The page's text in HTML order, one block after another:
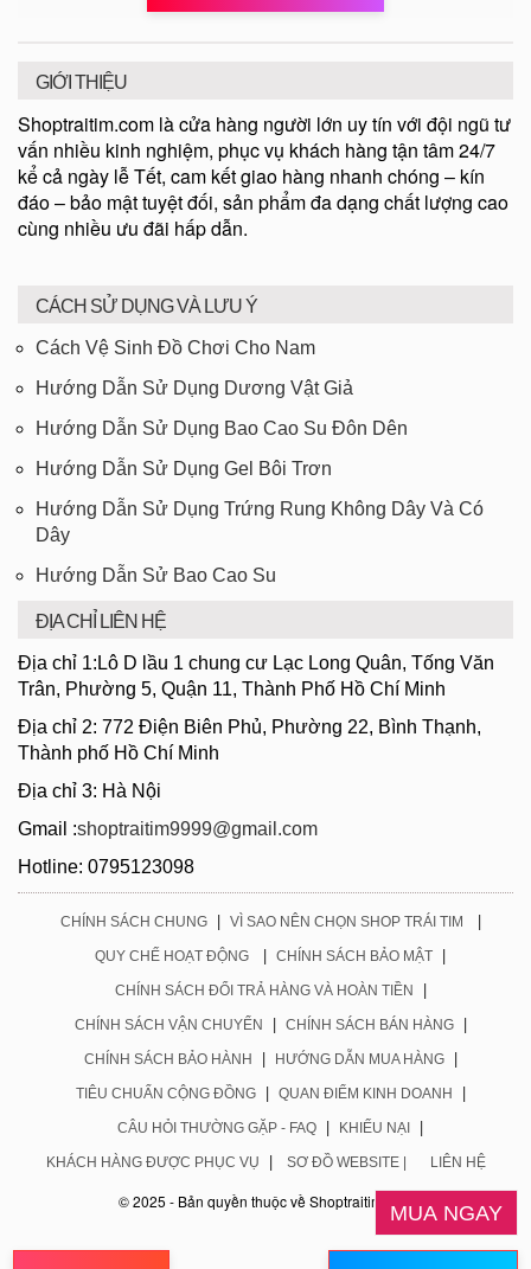
MUA NGAY
GIỚI THIỆU
Shoptraitim.com là cửa hàng người lớn uy tín với đội ngũ tư
vấn nhiều kinh nghiệm, phục vụ khách hàng tận tâm 24/7
kể cả ngày lễ Tết, cam kết giao hàng nhanh chóng – kín
đáo – bảo mật tuyệt đối, sản phẩm đa dạng chất lượng cao
cùng nhiều ưu đãi hấp dẫn.
CÁCH SỬ DỤNG VÀ LƯU Ý
Cách Vệ Sinh Đồ Chơi Cho Nam
Hướng Dẫn Sử Dụng Dương Vật Giả
Hướng Dẫn Sử Dụng Bao Cao Su Đôn Dên
Hướng Dẫn Sử Dụng Gel Bôi Trơn
Hướng Dẫn Sử Dụng Trứng Rung Không Dây Và Có
Dây
Hướng Dẫn Sử Bao Cao Su
ĐỊA CHỈ LIÊN HỆ
Địa chỉ 1:Lô D lầu 1 chung cư Lạc Long Quân, Tống Văn
Trân, Phường 5, Quận 11, Thành Phố Hồ Chí Minh
Địa chỉ 2: 772 Điện Biên Phủ, Phường 22, Bình Thạnh,
Thành phố Hồ Chí Minh
Địa chỉ 3: Hà Nội
Gmail :shoptraitim9999@gmail.com
Hotline: 0795123098
CHÍNH SÁCH CHUNG | VÌ SAO NÊN CHỌN SHOP TRÁI TIM |
QUY CHẾ HOẠT ĐỘNG | CHÍNH SÁCH BẢO MẬT |
CHÍNH SÁCH ĐỔI TRẢ HÀNG VÀ HOÀN TIỀN |
CHÍNH SÁCH VẬN CHUYỂN | CHÍNH SÁCH BÁN HÀNG |
CHÍNH SÁCH BẢO HÀNH | HƯỚNG DẪN MUA HÀNG |
TIÊU CHUẨN CỘNG ĐỒNG | QUAN ĐIỂM KINH DOANH |
CÂU HỎI THƯỜNG GẶP - FAQ | KHIẾU NẠI |
KHÁCH HÀNG ĐƯỢC PHỤC VỤ | SƠ ĐỒ WEBSITE | LIÊN HỆ
© 2025 - Bản quyền thuộc về Shoptraitim.com